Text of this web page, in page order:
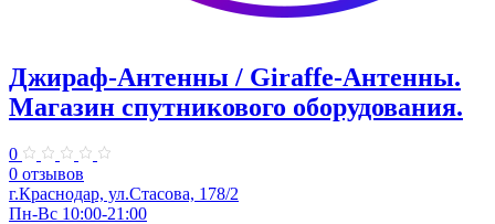
Джираф-Антенны / Giraffe-Антенны.
Магазин спутникового оборудования.
0
0 отзывов
г.Краснодар, ул.Стасова, 178/2
Пн-Вс 10:00-21:00